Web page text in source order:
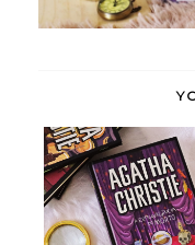
A Extravagância
Morto - Agatha